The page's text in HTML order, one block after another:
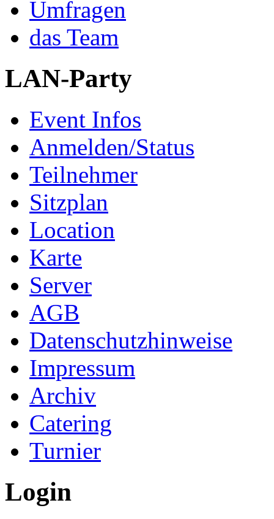
Umfragen
das Team
LAN-Party
Event Infos
Anmelden/Status
Teilnehmer
Sitzplan
Location
Karte
Server
AGB
Datenschutzhinweise
Impressum
Archiv
Catering
Turnier
Login